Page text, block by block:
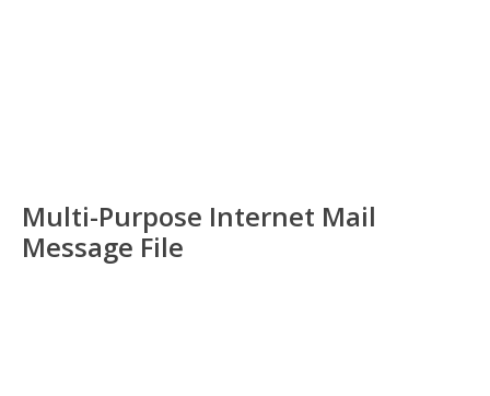
Multi-Purpose Internet Mail
Message File